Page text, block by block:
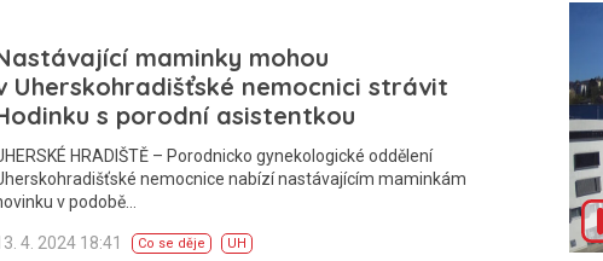
maminky mohou
Uherskohradišťské nemocnici strávit
s porodní asistentkou
HRADIŠTĚ – Porodnicko gynekologické oddělení
nemocnice nabízí nastávajícím maminkám
v podobě…
4. 2024 18:41 Co se děje UH